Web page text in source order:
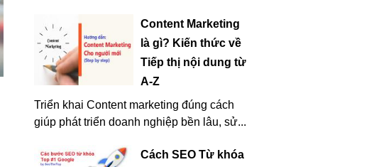
Content Marketing
là gì? Kiến thức về
Tiếp thị nội dung từ
A-Z
Triển khai Content marketing đúng cách
giúp phát triển doanh nghiệp bền lâu, sử...
Cách SEO Từ khóa